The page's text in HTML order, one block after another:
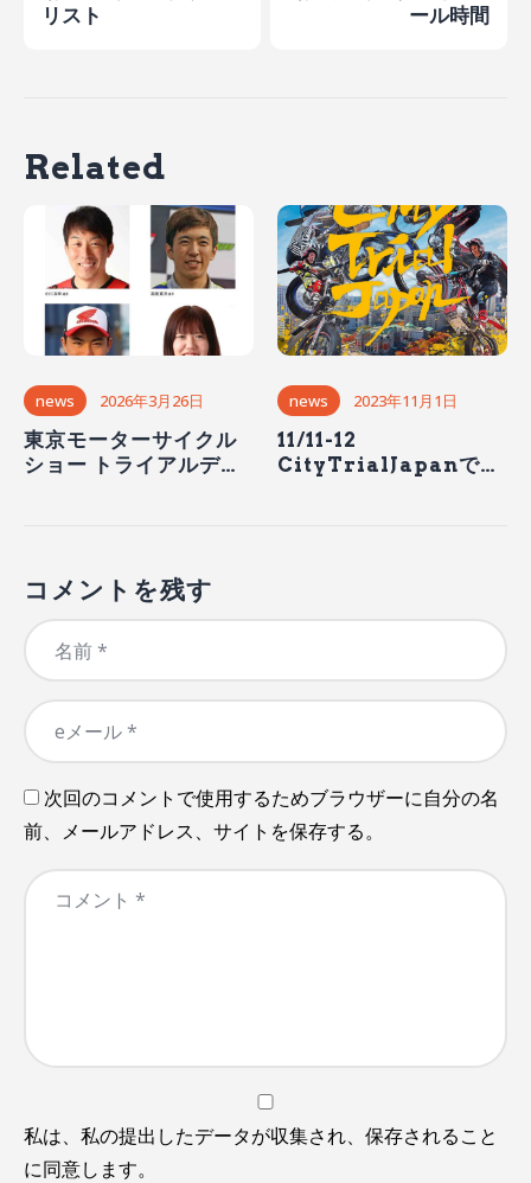
リスト
ール時間
Related
news 2026年3月26日
東京モーターサイクル
ショー トライアルデモ
news 2023年11月1日
11/11-12
CityTrialJapanで全
コメントを残す
次回のコメントで使用するためブラウザーに自分の名
前、メールアドレス、サイトを保存する。
私は、私の提出したデータが収集され、保存されること
に同意します。